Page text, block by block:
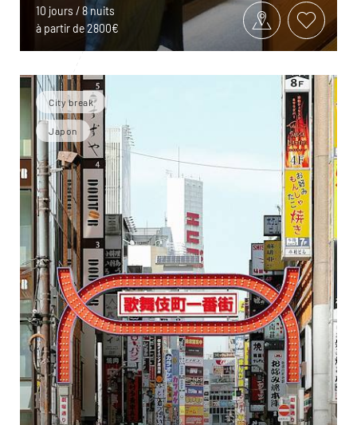
10 jours / 8 nuits
à partir de 2800€
City break
Japon